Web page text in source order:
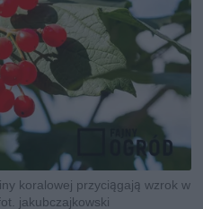
koralowej przyciągają wzrok w
jakubczajkowski